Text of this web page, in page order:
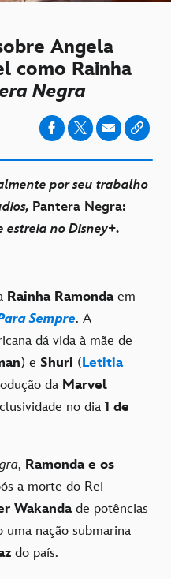
Angela
como Rainha
Negra
por seu trabalho
Pantera Negra:
estreia no Disney+.
Rainha Ramonda em
Sempre. A
dá vida à mãe de
) e Shuri (Letitia
da Marvel
no dia 1 de
, Ramonda e os
a morte do Rei
Wakandade potências
uma nação submarina
do país.